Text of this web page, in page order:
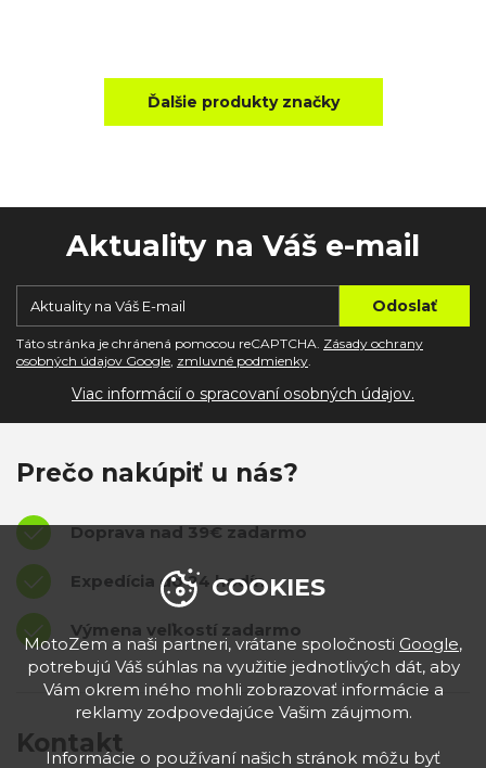
Ďalšie produkty značky
Aktuality na Váš e-mail
Táto stránka je chránená pomocou reCAPTCHA. Zásady ochrany
osobných údajov Google, zmluvné podmienky.
Viac informácií o spracovaní osobných údajov.
Prečo nakúpiť u nás?
Doprava nad 39€ zadarmo
Expedícia do 24 hodín
Výmena veľkostí zadarmo
Kontakt
COOKIES
MotoZem a naši partneri, vrátane spoločnosti Google,
potrebujú Váš súhlas na využitie jednotlivých dát, aby
Vám okrem iného mohli zobrazovať informácie a
reklamy zodpovedajúce Vašim záujmom.
Informácie o používaní našich stránok môžu byť